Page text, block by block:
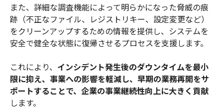
また、詳細な調査機能によって明らかになった脅威の痕
跡（不正なファイル、レジストリキー、設定変更など）
をクリーンアップするための情報を提供し、システムを
安全で健全な状態に復帰させるプロセスを支援します。
これにより、 インシデント発生後のダウンタイムを最小
限に抑え、事業への影響を軽減し、早期の業務再開をサ
ポートすることで、企業の事業継続性向上に大きく貢献
します。